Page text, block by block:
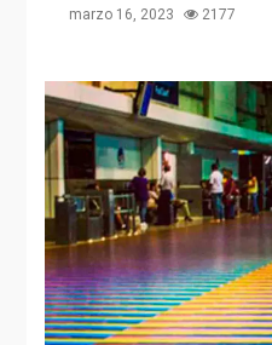
marzo 16, 2023 2177